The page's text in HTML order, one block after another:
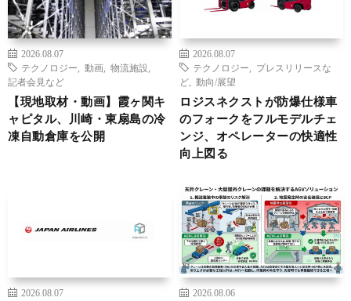
2026.08.07
テクノロジー
動画 物流施設
記者会見など
【現地取材・動画】霞ヶ関キ
ャピタル、川崎・東扇島の冷
凍自動倉庫を公開
2026.08.07
テクノロジー
プレスリリースな
ど
動向/展望
ロジスネクストが防爆仕様車
のフォークをフルモデルチェ
ンジ、オペレーターの快適性
向上図る
2026.08.07
2026.08.06